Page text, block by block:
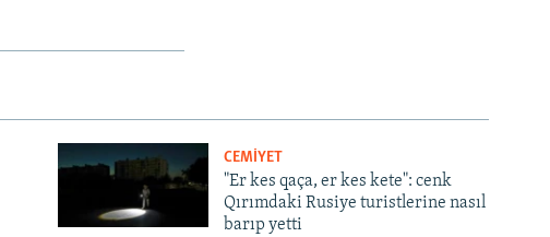
CEMİYET
"Er kes qaça, er kes kete": cenk
Qırımdaki Rusiye turistlerine nasıl
barıp yetti